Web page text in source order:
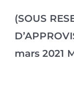
(SOUS
mars 2021